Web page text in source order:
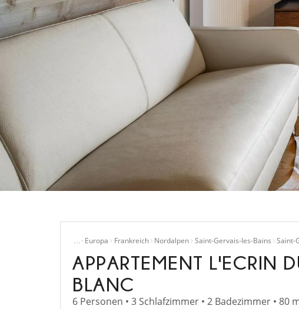
…
Villen mieten Europa Frankreich Nordalpen Saint-Gervais-les-Bains Saint-
APPARTEMENT L'ECRIN
BLANC
6 Personen • 3 Schlafzimmer • 2 Badezimmer • 80